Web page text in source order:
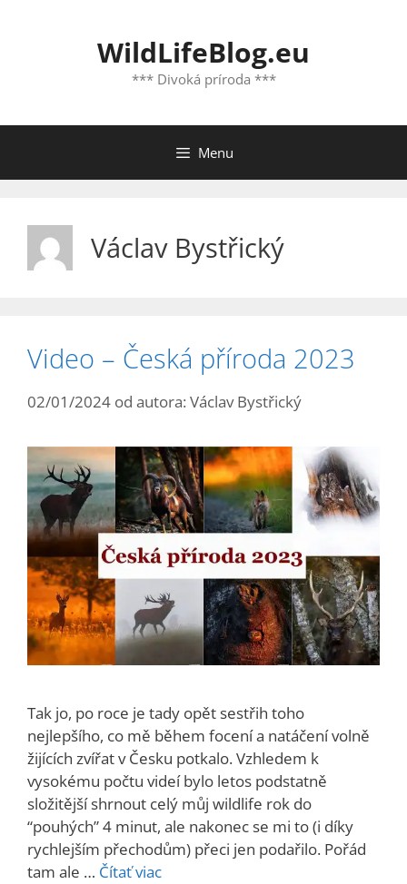
WildLifeBlog.eu
*** Divoká príroda ***
Menu
Václav Bystřický
Video – Česká příroda 2023
02/01/2024 od autora: Václav Bystřický
Tak jo, po roce je tady opět sestřih toho
nejlepšího, co mě během focení a natáčení volně
žijících zvířat v Česku potkalo. Vzhledem k
vysokému počtu videí bylo letos podstatně
složitější shrnout celý můj wildlife rok do
“pouhých” 4 minut, ale nakonec se mi to (i díky
rychlejším přechodům) přeci jen podařilo. Pořád
tam ale … Čítať viac